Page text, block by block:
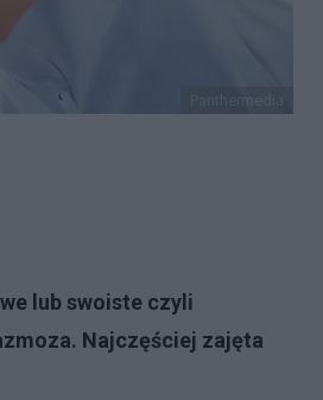
lub swoiste czyli
Najczęściej zajęta